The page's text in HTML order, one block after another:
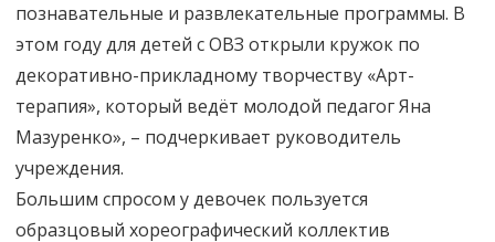
познавательные и развлекательные программы. В
этом году для детей с ОВЗ открыли кружок по
декоративно-прикладному творчеству «Арт-
терапия», который ведёт молодой педагог Яна
Мазуренко», – подчеркивает руководитель
учреждения.
Большим спросом у девочек пользуется
образцовый хореографический коллектив